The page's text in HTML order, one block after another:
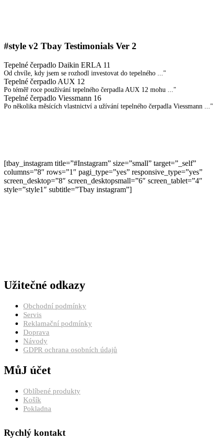
#style v2 Tbay Testimonials Ver 2
Tepelné čerpadlo Daikin ERLA 11
Od chvíle, kdy jsem se rozhodl investovat do tepelného ..."
Tepelné čerpadlo AUX 12
Po téměř roce používání tepelného čerpadla AUX 12 mohu ..."
Tepelné čerpadlo Viessmann 16
Po několika měsících vlastnictví a užívání tepelného čerpadla Viessmann ..."
[tbay_instagram title=”#Instagram” size=”small” target=”_self”
columns=”8″ rows=”1″ pagi_type=”yes” responsive_type=”yes”
screen_desktop=”8″ screen_desktopsmall=”6″ screen_tablet=”4″
style=”style1″ subtitle=”Tbay instagram”]
Užitečné odkazy
Obchodní podmínky
Servis
Reklamační podmínky
Doprava
Návody
GDPR ochrana osobních údajů
MůJ účet
Oblíbené produkty
Košík
Pokladna
Rychlý kontakt